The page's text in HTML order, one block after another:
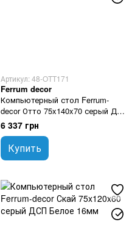
Артикул: 48-OTT171
Ferrum decor
Компьютерный стол Ferrum-
decor Отто 75x140x70 серый ДСП
Белое 16мм
6 337 грн
Купить